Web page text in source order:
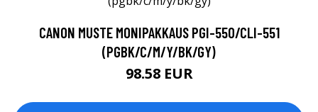
CANON MUSTE MONIPAKKAUS PGI-550/CLI-551
(PGBK/C/M/Y/BK/GY)
98.58 EUR